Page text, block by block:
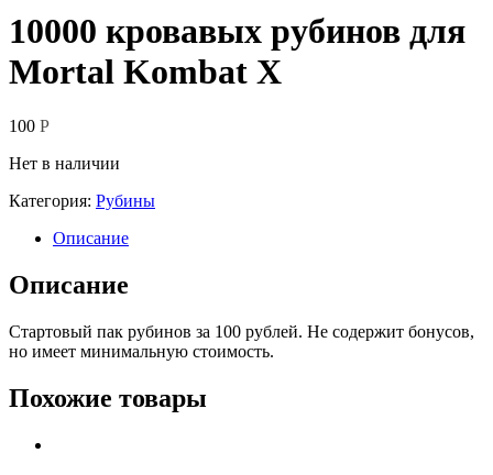
10000 кровавых рубинов для
Mortal Kombat X
100 Р
Нет в наличии
Категория: Рубины
Описание
Описание
Стартовый пак рубинов за 100 рублей. Не содержит бонусов,
но имеет минимальную стоимость.
Похожие товары